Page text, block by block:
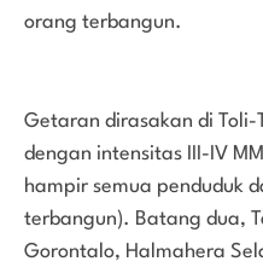
orang terbangun.
Getaran dirasakan di
dengan intensitas III-IV
hampir semua penduduk
terbangun). Batang dua,
Gorontalo, Halmahera